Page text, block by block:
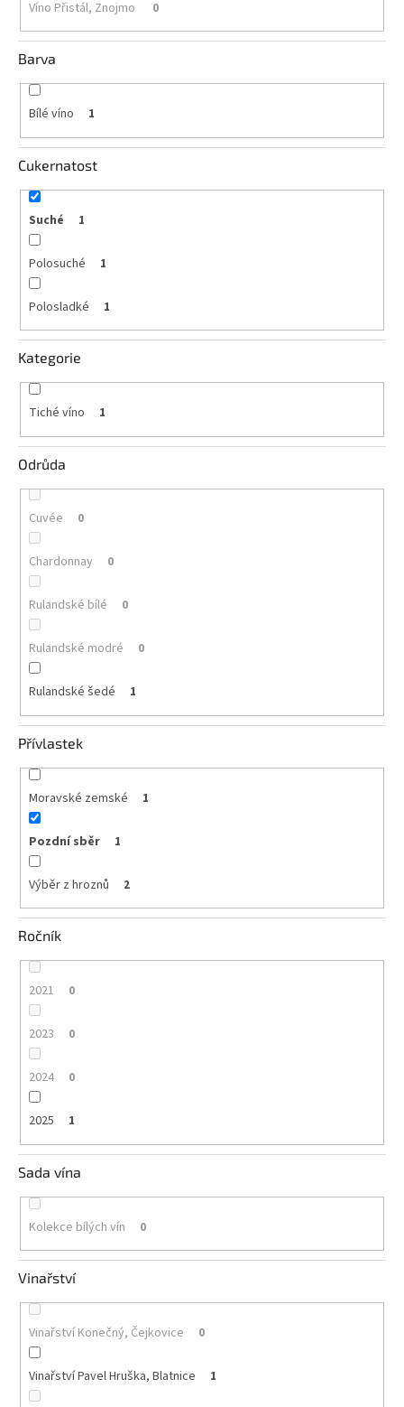
podle
jakosti
Víno
podle
obsahu
balení
vína
Delikatesy
vínu
Vývrtky
BiB
-
objem
Ostatní
vína
Značky
Přihlášení
Víno Přistál, Znojmo 0
Barva
Bílé víno 1
Cukernatost
Suché 1
Polosuché 1
Polosladké 1
Kategorie
Tiché víno 1
Odrůda
Cuvée 0
Chardonnay 0
Rulandské bílé 0
Rulandské modré 0
Rulandské šedé 1
Přívlastek
Moravské zemské 1
Pozdní sběr 1
Výběr z hroznů 2
Ročník
2021 0
2023 0
2024 0
2025 1
Sada vína
Kolekce bílých vín 0
Vinařství
Vinařství Konečný, Čejkovice 0
Vinařství Pavel Hruška, Blatnice 1